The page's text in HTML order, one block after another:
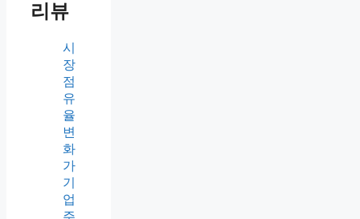
리뷰
시
장
점
유
율
변
화
가
기
업